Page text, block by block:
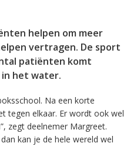
helpen om meer
vertragen. De sport
patiënten komt
in het water.
Na een korte
tegen elkaar. Er wordt ook wel
zegt deelnemer Margreet.
kan je de hele wereld wel